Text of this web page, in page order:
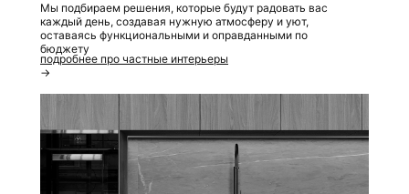
подробнее про частные интерьеры
→
Мы подбираем решения, которые будут радовать вас
каждый день, создавая нужную атмосферу и уют,
оставаясь функциональными и оправданными по
бюджету